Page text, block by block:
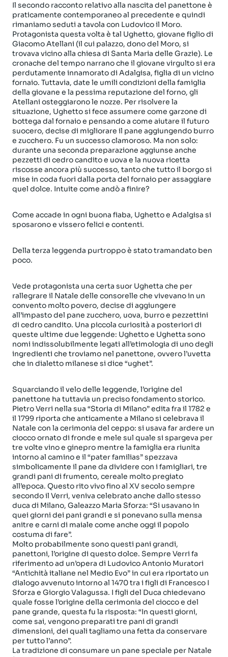
Il secondo racconto relativo alla nascita del panettone è
praticamente contemporaneo al precedente e quindi
rimaniamo seduti a tavola con Ludovico il Moro.
Protagonista questa volta è tal Ughetto, giovane figlio di
Giacomo Atellani (il cui palazzo, dono del Moro, si
trovava vicino alla chiesa di Santa Maria delle Grazie). Le
cronache del tempo narrano che il giovane virgulto si era
perdutamente innamorato di Adalgisa, figlia di un vicino
fornaio. Tuttavia, date le umili condizioni della famiglia
della giovane e la pessima reputazione del forno, gli
Atellani osteggiarono le nozze. Per risolvere la
situazione, Ughetto si fece assumere come garzone di
bottega dal fornaio e pensando a come aiutare il futuro
suocero, decise di migliorare il pane aggiungendo burro
e zucchero. Fu un successo clamoroso. Ma non solo:
durante una seconda preparazione aggiunse anche
pezzetti di cedro candito e uova e la nuova ricetta
riscosse ancora più successo, tanto che tutto il borgo si
mise in coda fuori dalla porta del fornaio per assaggiare
quel dolce. Intuite come andò a finire?
Come accade in ogni buona fiaba, Ughetto e Adalgisa si
sposarono e vissero felici e contenti.
Della terza leggenda purtroppo è stato tramandato ben
poco.
Vede protagonista una certa suor Ughetta che per
rallegrare il Natale delle consorelle che vivevano in un
convento molto povero, decise di aggiungere
all’impasto del pane zucchero, uova, burro e pezzettini
di cedro candito. Una piccola curiosità a posteriori di
queste ultime due leggende: Ughetto e Ughetta sono
nomi indissolubilmente legati all’etimologia di uno degli
ingredienti che troviamo nel panettone, ovvero l’uvetta
che in dialetto milanese si dice “ughet”.
Squarciando il velo delle leggende, l’origine del
panettone ha tuttavia un preciso fondamento storico.
Pietro Verri nella sua “Storia di Milano” edita fra il 1782 e
il 1799 riporta che anticamente a Milano si celebrava il
Natale con la cerimonia del ceppo: si usava far ardere un
ciocco ornato di fronde e mele sul quale si spargeva per
tre volte vino e ginepro mentre la famiglia era riunita
intorno al camino e il “pater familias” spezzava
simbolicamente il pane da dividere con i famigliari, tre
grandi pani di frumento, cereale molto pregiato
all’epoca. Questo rito vivo fino al XV secolo sempre
secondo il Verri, veniva celebrato anche dallo stesso
duca di Milano, Galeazzo Maria Sforza: “Si usavano in
quei giorni dei pani grandi e si ponevano sulla mensa
anitre e carni di maiale come anche oggi il popolo
costuma di fare”.
Molto probabilmente sono questi pani grandi,
panettoni, l’origine di questo dolce. Sempre Verri fa
riferimento ad un’opera di Ludovico Antonio Muratori
“Antichità italiane nel Medio Evo” in cui era riportato un
dialogo avvenuto intorno al 1470 tra i figli di Francesco I
Sforza e Giorgio Valagussa. I figli del Duca chiedevano
quale fosse l’origine della cerimonia del ciocco e del
pane grande, questa fu la risposta: “In questi giorni,
come sai, vengono preparati tre pani di grandi
dimensioni, dei quali tagliamo una fetta da conservare
per tutto l’anno”.
La tradizione di consumare un pane speciale per Natale